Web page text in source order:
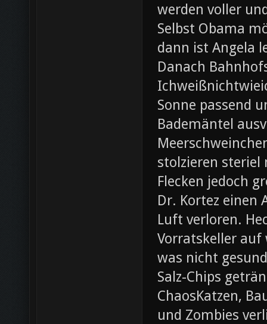
werden voller
Selbst Obama
dann ist Angela
Danach
Sonne passend
Bademäntel
stolzieren steriel
Flecken jedoch
Dr. Kortez einen
Luft verloren.
Vorratskeller
was nicht
Salz-Chips
ChaosKatzen,
und Zombies